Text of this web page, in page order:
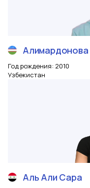
Алимардонова
Год рождения: 2010
Узбекистан
Аль Али Сара